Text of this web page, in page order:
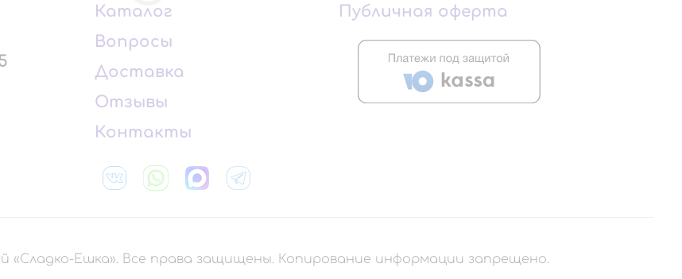
Каталог
Вопросы
Доставка
Отзывы
Контакты
Публичная оферта
«Сладко-Ешка». Все права защищены. Копирование информации запрещено.